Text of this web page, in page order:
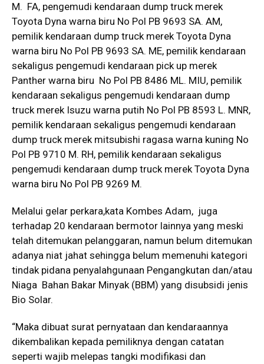
M. FA, pengemudi kendaraan dump truck merek
Toyota Dyna warna biru No Pol PB 9693 SA. AM,
pemilik kendaraan dump truck merek Toyota Dyna
warna biru No Pol PB 9693 SA. ME, pemilik kendaraan
sekaligus pengemudi kendaraan pick up merek
Panther warna biru No Pol PB 8486 ML. MIU, pemilik
kendaraan sekaligus pengemudi kendaraan dump
truck merek Isuzu warna putih No Pol PB 8593 L. MNR,
pemilik kendaraan sekaligus pengemudi kendaraan
dump truck merek mitsubishi ragasa warna kuning No
Pol PB 9710 M. RH, pemilik kendaraan sekaligus
pengemudi kendaraan dump truck merek Toyota Dyna
warna biru No Pol PB 9269 M.
Melalui gelar perkara,kata Kombes Adam, juga
terhadap 20 kendaraan bermotor lainnya yang meski
telah ditemukan pelanggaran, namun belum ditemukan
adanya niat jahat sehingga belum memenuhi kategori
tindak pidana penyalahgunaan Pengangkutan dan/atau
Niaga Bahan Bakar Minyak (BBM) yang disubsidi jenis
Bio Solar.
“Maka dibuat surat pernyataan dan kendaraannya
dikembalikan kepada pemiliknya dengan catatan
seperti wajib melepas tangki modifikasi dan